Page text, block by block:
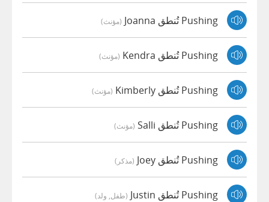
Pushing تُنطق Joanna (مؤنث)
Pushing تُنطق Kendra (مؤنث)
Pushing تُنطق Kimberly (مؤنث)
Pushing تُنطق Salli (مؤنث)
Pushing تُنطق Joey (مذكر)
Pushing تُنطق Justin (طفل, ولد)